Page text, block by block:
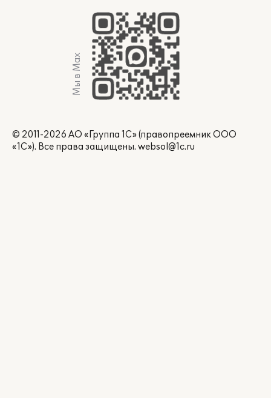
Мы в Max
© 2011-2026 АО «Группа 1С» (правопреемник ООО
«1С»). Все права защищены. websol@1c.ru